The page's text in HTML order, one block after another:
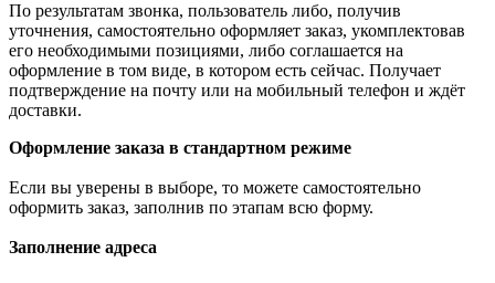
По результатам звонка, пользователь либо, получив
уточнения, самостоятельно оформляет заказ, укомплектовав
его необходимыми позициями, либо соглашается на
оформление в том виде, в котором есть сейчас. Получает
подтверждение на почту или на мобильный телефон и ждёт
доставки.
Оформление заказа в стандартном режиме
Если вы уверены в выборе, то можете самостоятельно
оформить заказ, заполнив по этапам всю форму.
Заполнение адреса